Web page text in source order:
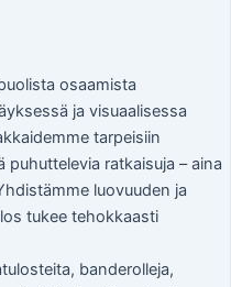
osaamista
ja visuaalisessa
tarpeisiin
ratkaisuja – aina
luovuuden ja
tukee tehokkaasti
banderolleja,